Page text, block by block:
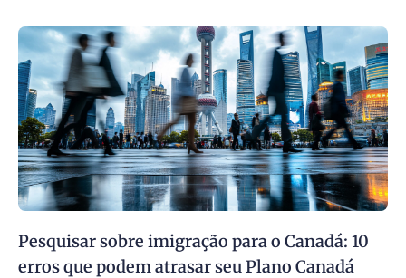
Pesquisar sobre imigração para o Canadá: 10
erros que podem atrasar seu Plano Canadá